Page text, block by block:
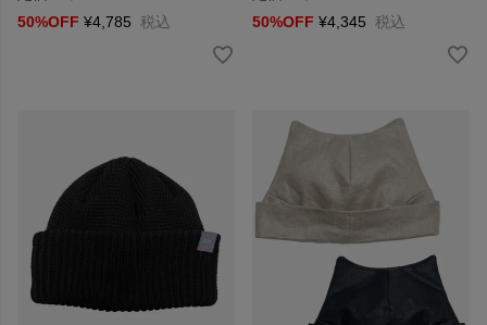
50%OFF ¥4,785 税込
50%OFF ¥4,345 税込